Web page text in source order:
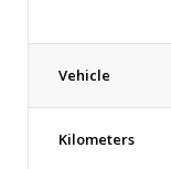
Vehicle
Kilometers